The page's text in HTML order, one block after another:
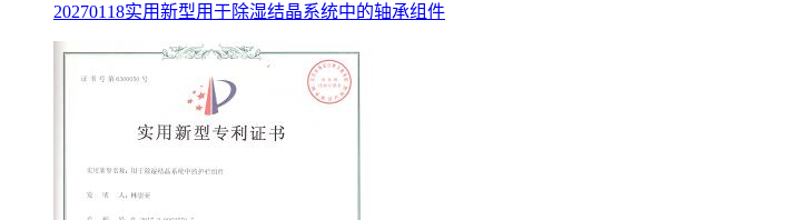
20270118实用新型用于除湿结晶系统中的轴承组件